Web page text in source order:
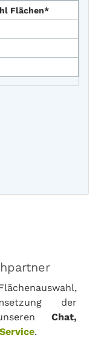
Flächen*
der
Chat,
.